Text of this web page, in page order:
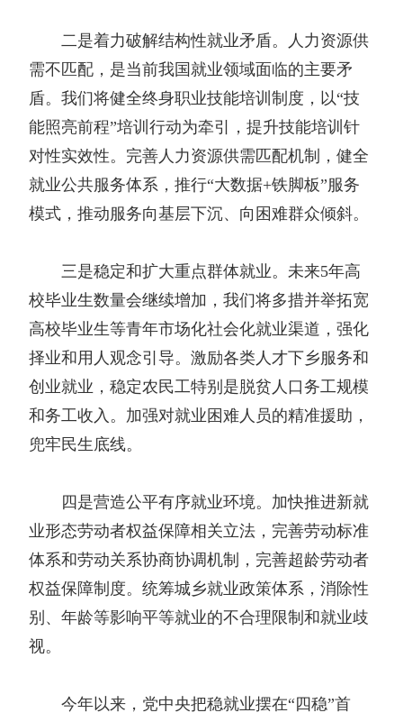
二是着力破解结构性就业矛盾。人力资源供
需不匹配，是当前我国就业领域面临的主要矛
盾。我们将健全终身职业技能培训制度，以“技
能照亮前程”培训行动为牵引，提升技能培训针
对性实效性。完善人力资源供需匹配机制，健全
就业公共服务体系，推行“大数据+铁脚板”服务
模式，推动服务向基层下沉、向困难群众倾斜。
三是稳定和扩大重点群体就业。未来5年高
校毕业生数量会继续增加，我们将多措并举拓宽
高校毕业生等青年市场化社会化就业渠道，强化
择业和用人观念引导。激励各类人才下乡服务和
创业就业，稳定农民工特别是脱贫人口务工规模
和务工收入。加强对就业困难人员的精准援助，
兜牢民生底线。
四是营造公平有序就业环境。加快推进新就
业形态劳动者权益保障相关立法，完善劳动标准
体系和劳动关系协商协调机制，完善超龄劳动者
权益保障制度。统筹城乡就业政策体系，消除性
别、年龄等影响平等就业的不合理限制和就业歧
视。
今年以来，党中央把稳就业摆在“四稳”首